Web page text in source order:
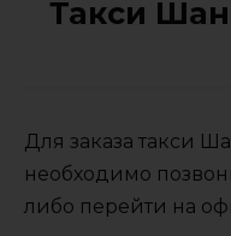
Такси
Для заказа такси
необходимо
либо перейти на